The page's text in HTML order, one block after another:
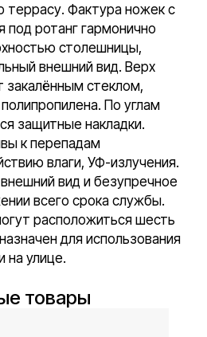
террасу. Фактура ножек с
под ротанг гармонично
столешницы,
внешний вид. Верх
стеклом,
По углам
защитные накладки.
к перепадам
влаги, УФ-излучения.
вид и безупречное
всего срока службы.
расположиться шесть
для использования
на улице.
товары